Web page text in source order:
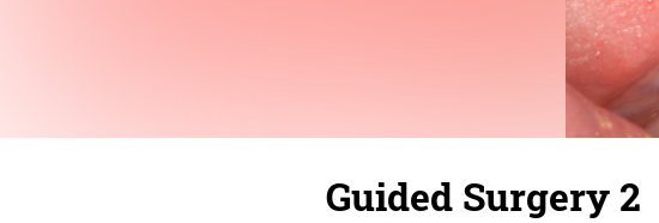
Guided Surgery 2